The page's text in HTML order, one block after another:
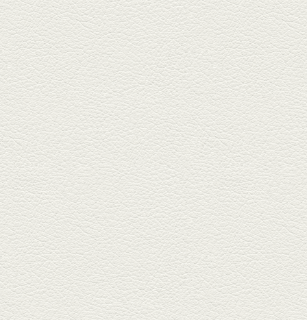
2025年9月5日放送
あくまのポテサラ＆変わ
り天ぷら盛り合わせ
武蔵小路の「たぬきと銀杏」で
自慢の「変わり天ぷら」を
「KAORU」...
2025年8月15日放送
お刺身盛り合わせ＆干物
盛りの七輪焼き
酒場通りの「食楽みかげ」は、
オーナーこだわりの魚料理が味
わえ...
2025年7月25日放送
朝ごはんプレート＆かん
ぱちのカマ(塩焼き)
並木坂では珍しい朝ごはんの店
「コルハコ」で昼飲みの刻。
「銀し...
2025年7月4日放送
生姜香る鮭とイクラの土
鍋ご飯 など